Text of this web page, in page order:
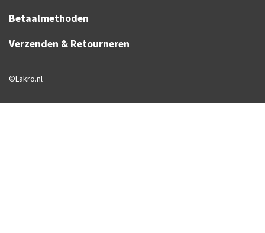
Betaalmethoden
Verzenden & Retourneren
©Lakro.nl